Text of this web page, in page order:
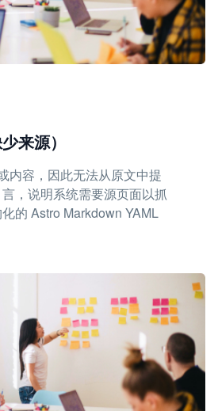
来源）
内容，因此无法从原文中提
，说明系统需要源页面以抓
的 Astro Markdown YAML